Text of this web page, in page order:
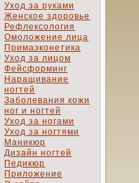
Уход за руками
Женское здоровье
Рефлексология
Омоложение лица
Примаэконетика
Уход за лицом
Фейсформинг
Наращивание
ногтей
Заболевания кожи
ног и ногтей
Уход за ногами
Уход за ногтями
Маникюр
Дизайн ногтей
Педикюр
Приложение